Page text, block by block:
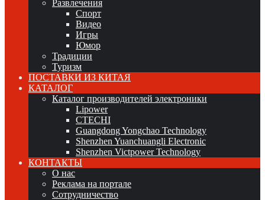
Развлечения
Спорт
Видео
Игры
Юмор
Традиции
Туризм
ПОСТАВКИ ИЗ КИТАЯ
КАТАЛОГ
Каталог производителей электроники
Lipower
CTECHI
Guangdong Yongchao Technology
Shenzhen Yuanchuangli Electronic
Shenzhen Victpower Technology
КОНТАКТЫ
О нас
Реклама на портале
Сотрудничество